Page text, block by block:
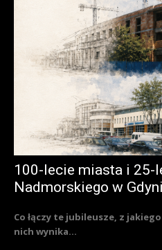
100-lecie miasta i 25-
Nadmorskiego w Gdyni
Co łączy te jubileusze, z
nich wynika...